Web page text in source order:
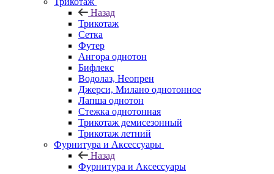
Назад
Трикотаж
Сетка
Футер
Ангора однотон
Бифлекс
Водолаз, Неопрен
Джерси, Милано однотонное
Лапша однотон
Стежка однотонная
Трикотаж демисезонный
Трикотаж летний
Фурнитура и Аксессуары
Назад
Фурнитура и Аксессуары